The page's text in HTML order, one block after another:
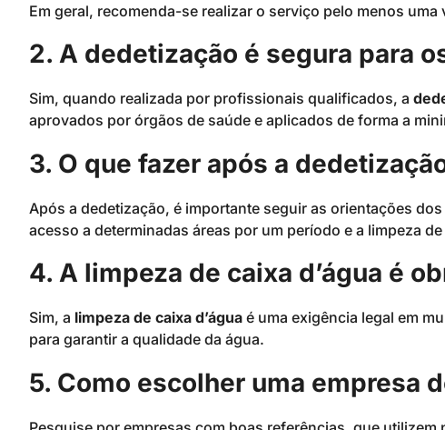
Em geral, recomenda-se realizar o serviço pelo menos uma
2. A dedetização é segura para
Sim, quando realizada por profissionais qualificados, a
aprovados por órgãos de saúde e aplicados de forma a
3. O que fazer após a
Após a dedetização, é importante seguir as orientações
acesso a determinadas áreas por um período e a limpeza
4. A limpeza de caixa d’água é
Sim, a limpeza de caixa d’água é uma exigência legal em
para garantir a qualidade da água.
5. Como escolher uma empresa